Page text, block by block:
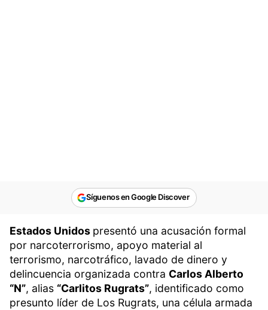
Síguenos en Google Discover
Estados Unidos presentó una acusación formal
por narcoterrorismo, apoyo material al
terrorismo, narcotráfico, lavado de dinero y
delincuencia organizada contra Carlos Alberto
“N”, alias “Carlitos Rugrats”, identificado como
presunto líder de Los Rugrats, una célula armada